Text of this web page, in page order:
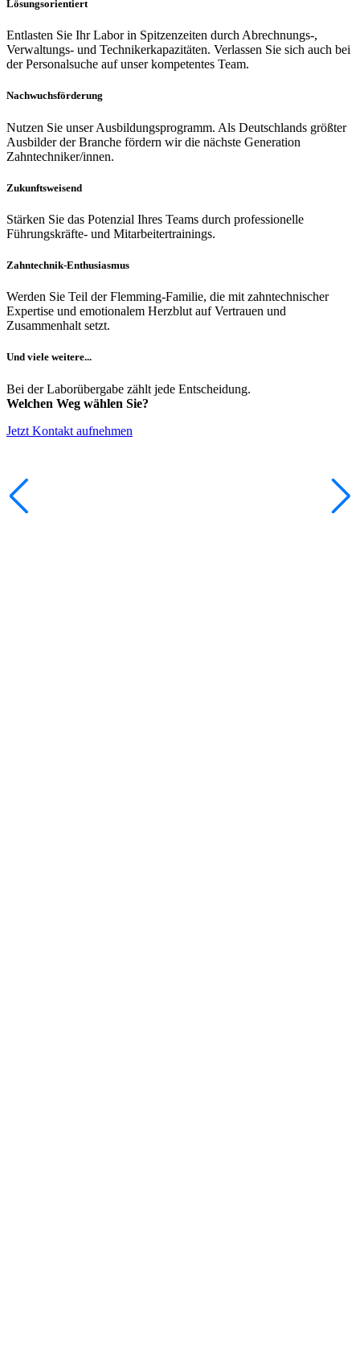
Lösungsorientiert
Entlasten Sie Ihr Labor in Spitzenzeiten durch Abrechnungs-,
Verwaltungs- und Technikerkapazitäten. Verlassen Sie sich auch bei
der Personalsuche auf unser kompetentes Team.
Nachwuchsförderung
Nutzen Sie unser Ausbildungsprogramm. Als Deutschlands größter
Ausbilder der Branche fördern wir die nächste Generation
Zahntechniker/innen.
Zukunftsweisend
Stärken Sie das Potenzial Ihres Teams durch professionelle
Führungskräfte- und Mitarbeitertrainings.
Zahntechnik-Enthusiasmus
Werden Sie Teil der Flemming-Familie, die mit zahntechnischer
Expertise und emotionalem Herzblut auf Vertrauen und
Zusammenhalt setzt.
Und viele weitere...
Bei der Laborübergabe zählt jede Entscheidung.
Welchen Weg wählen Sie?
Jetzt Kontakt aufnehmen